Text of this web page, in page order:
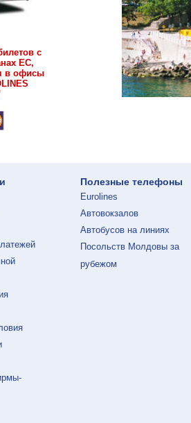
с
ЕС,
в офисы
Полезные телефоны
Eurolines
Автовокзалов
Автобусов на линиях
Посольств Молдовы за
рубежом